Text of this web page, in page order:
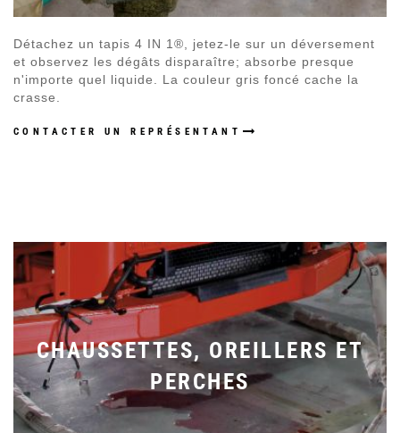
Détachez un tapis 4 IN 1®, jetez-le sur un déversement
et observez les dégâts disparaître; absorbe presque
n'importe quel liquide. La couleur gris foncé cache la
crasse.
CONTACTER UN REPRÉSENTANT
CHAUSSETTES, OREILLERS ET
PERCHES